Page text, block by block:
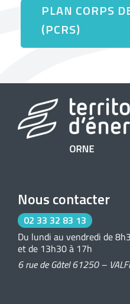
PLAN CORPS
(PCRS)
Nous contacter
02 33 32 83 13
Du lundi au vendredi de
et de 13h30 à 17h
6 rue de Gâtel 61250 –